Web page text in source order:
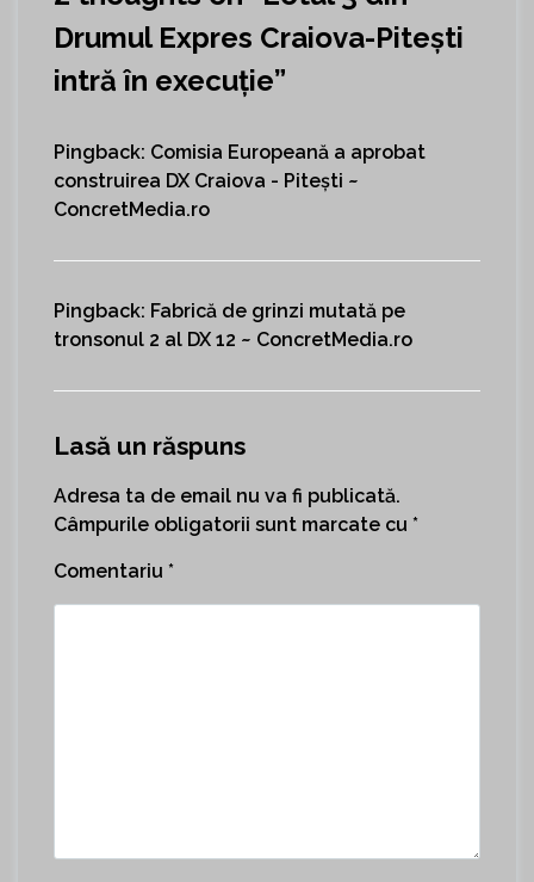
Drumul Expres Craiova-Piteşti
intră în execuție”
Pingback: Comisia Europeană a aprobat
construirea DX Craiova - Pitești ~
ConcretMedia.ro
Pingback: Fabrică de grinzi mutată pe
tronsonul 2 al DX 12 ~ ConcretMedia.ro
Lasă un răspuns
Adresa ta de email nu va fi publicată.
Câmpurile obligatorii sunt marcate cu *
Comentariu *